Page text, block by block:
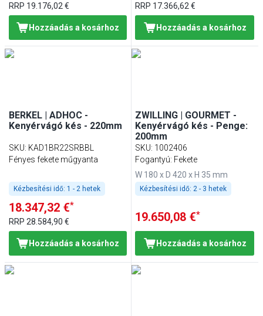
RRP 19.176,02 €
Hozzáadás a kosárhoz
RRP 17.366,62 €
Hozzáadás a kosárhoz
BERKEL | ADHOC -
Kenyérvágó kés - 220mm
SKU: KAD1BR22SRBBL
Fényes fekete műgyanta
Kézbesítési idő: 1 - 2 hetek
18.347,32 €*
RRP 28.584,90 €
Hozzáadás a kosárhoz
ZWILLING | GOURMET -
Kenyérvágó kés - Penge:
200mm
SKU: 1002406
Fogantyú: Fekete
W 180 x D 420 x H 35 mm
Kézbesítési idő: 2 - 3 hetek
19.650,08 €*
Hozzáadás a kosárhoz